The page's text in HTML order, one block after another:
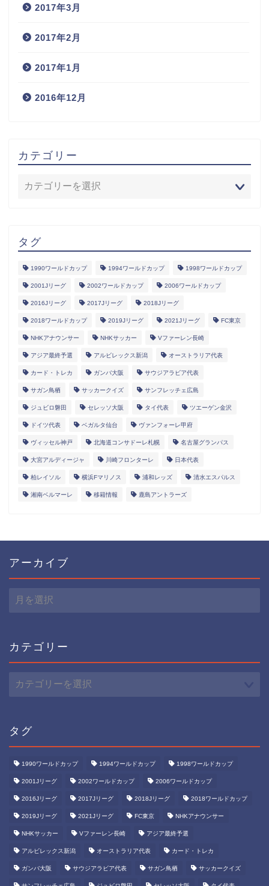
2017年3月
2017年2月
2017年1月
2016年12月
カテゴリー
タグ
1990ワールドカップ 1994ワールドカップ 1998ワールドカップ
2001Jリーグ 2002ワールドカップ 2006ワールドカップ
2016Jリーグ 2017Jリーグ 2018Jリーグ
2018ワールドカップ 2019Jリーグ 2021Jリーグ FC東京
NHKアナウンサー NHKサッカー Vファーレン長崎
アジア最終予選 アルビレックス新潟 オーストラリア代表
カード・トレカ ガンバ大阪 サウジアラビア代表
サガン鳥栖 サッカークイズ サンフレッチェ広島
ジュビロ磐田 セレッソ大阪 タイ代表 ツエーゲン金沢
ドイツ代表 ベガルタ仙台 ヴァンフォーレ甲府
ヴィッセル神戸 北海道コンサドーレ札幌 名古屋グランパス
大宮アルディージャ 川崎フロンターレ 日本代表
柏レイソル 横浜Fマリノス 浦和レッズ 清水エスパルス
湘南ベルマーレ 移籍情報 鹿島アントラーズ
アーカイブ
ー
ブ
カテゴリー
テ
ー
タグ
1990ワールドカップ 1994ワールドカップ 1998ワールドカップ
2001Jリーグ 2002ワールドカップ 2006ワールドカップ
2016Jリーグ 2017Jリーグ 2018Jリーグ 2018ワールドカップ
2019Jリーグ 2021Jリーグ FC東京 NHKアナウンサー
NHKサッカー Vファーレン長崎 アジア最終予選
アルビレックス新潟 オーストラリア代表 カード・トレカ
ガンバ大阪 サウジアラビア代表 サガン鳥栖 サッカークイズ